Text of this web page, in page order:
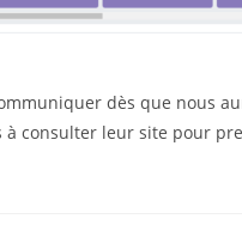
dès que nous
à consulter leur site pour